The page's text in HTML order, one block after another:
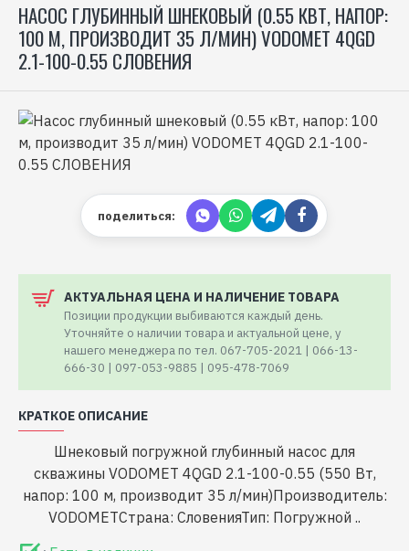
НАСОС ГЛУБИННЫЙ ШНЕКОВЫЙ (0.55 КВТ, НАПОР:
100 М, ПРОИЗВОДИТ 35 Л/МИН) VODOMET 4QGD
2.1-100-0.55 СЛОВЕНИЯ
поделиться:
АКТУАЛЬНАЯ ЦЕНА И НАЛИЧЕНИЕ ТОВАРА
Позиции продукции выбиваются каждый день.
Уточняйте о наличии товара и актуальной цене, у
нашего менеджера по тел. 067-705-2021 | 066-13-
666-30 | 097-053-9885 | 095-478-7069
КРАТКОЕ ОПИСАНИЕ
Шнековый погружной глубинный насос для
скважины VODOMET 4QGD 2.1-100-0.55 (550 Вт,
напор: 100 м, производит 35 л/мин)Производитель:
VODOMETСтрана: СловенияТип: Погружной ..